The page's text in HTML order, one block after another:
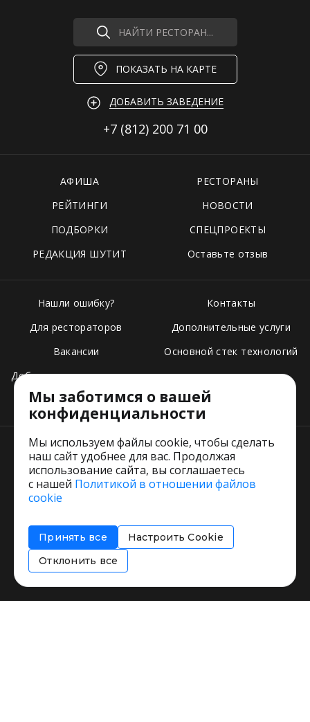
НАЙТИ РЕСТОРАН...
ПОКАЗАТЬ НА КАРТЕ
ДОБАВИТЬ ЗАВЕДЕНИЕ
+7 (812) 200 71 00
АФИША
РЕСТОРАНЫ
РЕЙТИНГИ
НОВОСТИ
ПОДБОРКИ
СПЕЦПРОЕКТЫ
РЕДАКЦИЯ ШУТИТ
Оставьте отзыв
Нашли ошибку?
Для рестораторов
Вакансии
Добавить свое заведение
Тарифы
Контакты
Дополнительные услуги
Основной стек технологий
Пользовательское соглашение
Соглашение об информировании
Политика использования cookies
Мы заботимся о вашей
конфиденциальности
Мы используем файлы cookie, чтобы сделать
наш сайт удобнее для вас. Продолжая
использование сайта, вы соглашаетесь
с нашей Политикой в отношении файлов
cookie
Принять все
Настроить Cookie
Отклонить все